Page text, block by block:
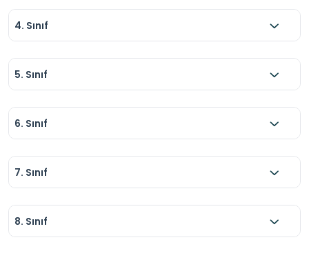
4. Sınıf
5. Sınıf
6. Sınıf
7. Sınıf
8. Sınıf